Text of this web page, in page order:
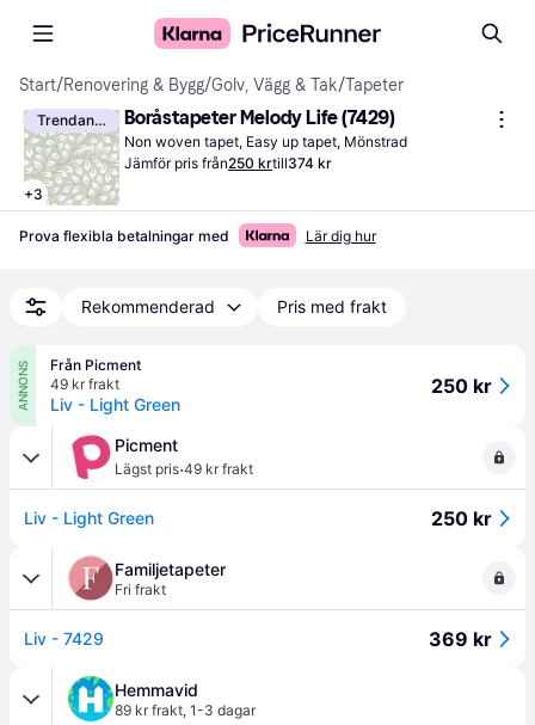
Start/Renovering & Bygg/Golv, Vägg & Tak/Tapeter
Trendande
+3
Boråstapeter Melody Life (7429)
Non woven tapet, Easy up tapet, Mönstrad
Jämför pris från250 krtill374 kr
Prova flexibla betalningar med Lär dig hur
Rekommenderad Pris med frakt
ANNONS
Från Picment
49 kr frakt
Liv - Light Green
250 kr
Picment
Lägst pris·49 kr frakt
Liv - Light Green 250 kr
Familjetapeter
Fri frakt
Liv - 7429 369 kr
Hemmavid
89 kr frakt, 1-3 dagar